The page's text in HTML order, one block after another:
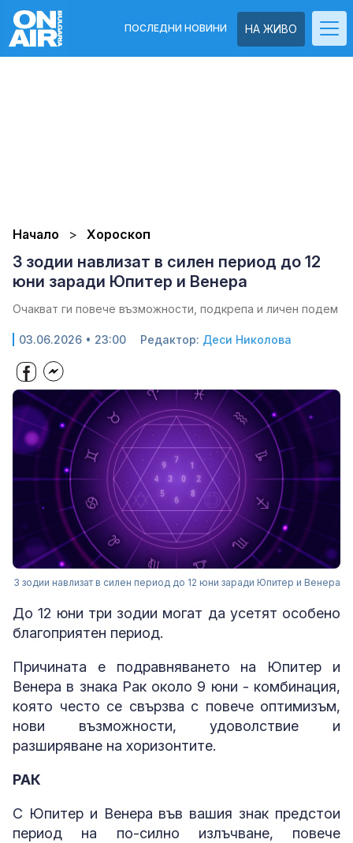
НА ЖИВО
ПОСЛЕДНИ НОВИНИ
Начало Хороскоп
3 зодии навлизат в силен период до 12
юни заради Юпитер и Венера
Очакват ги повече възможности, подкрепа и личен подем
03.06.2026 • 23:00 Редактор: Деси Николова
3 зодии навлизат в силен период до 12 юни заради Юпитер и Венера
До 12 юни три зодии могат да усетят особено
благоприятен период.
Причината е подравняването на Юпитер и
Венера в знака Рак около 9 юни - комбинация,
която често се свързва с повече оптимизъм,
нови възможности, удоволствие и
разширяване на хоризонтите.
РАК
С Юпитер и Венера във вашия знак предстои
период на по-силно излъчване, повече